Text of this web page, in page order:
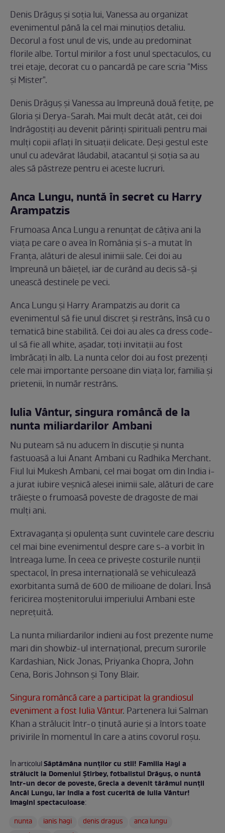
Denis Drăguș și soția lui, Vanessa au organizat
evenimentul până la cel mai minuțios detaliu.
Decorul a fost unul de vis, unde au predominat
florile albe. Tortul mirilor a fost unul spectaculos, cu
trei etaje, decorat cu o pancardă pe care scria "Miss
și Mister".
Denis Drăguș și Vanessa au împreună două fetițe, pe
Gloria și Derya-Sarah. Mai mult decât atât, cei doi
îndrăgostiți au devenit părinți spirituali pentru mai
mulți copii aflați în situații delicate. Deși gestul este
unul cu adevărat lăudabil, atacantul și soția sa au
ales să păstreze pentru ei aceste lucruri.
Anca Lungu, nuntă în secret cu Harry
Arampatzis
Frumoasa Anca Lungu a renunțat de câțiva ani la
viața pe care o avea în România și s-a mutat în
Franța, alături de alesul inimii sale. Cei doi au
împreună un băiețel, iar de curând au decis să-și
unească destinele pe veci.
Anca Lungu și Harry Arampatzis au dorit ca
evenimentul să fie unul discret și restrâns, însă cu o
tematică bine stabilită. Cei doi au ales ca dress code-
ul să fie all white, așadar, toți invitații au fost
îmbrăcați în alb. La nunta celor doi au fost prezenți
cele mai importante persoane din viața lor, familia și
prietenii, în număr restrâns.
Iulia Vântur, singura româncă de la
nunta miliardarilor Ambani
Nu puteam să nu aducem în discuție și nunta
fastuoasă a lui Anant Ambani cu Radhika Merchant.
Fiul lui Mukesh Ambani, cel mai bogat om din India i-
a jurat iubire veșnică alesei inimii sale, alături de care
trăiește o frumoasă poveste de dragoste de mai
mulți ani.
Extravaganța și opulența sunt cuvintele care descriu
cel mai bine evenimentul despre care s-a vorbit în
întreaga lume. În ceea ce privește costurile nunții
spectacol, în presa internațională se vehiculează
exorbitanta sumă de 600 de milioane de dolari. Însă
fericirea moștenitorului imperiului Ambani este
neprețuită.
La nunta miliardarilor indieni au fost prezente nume
mari din showbiz-ul internațional, precum surorile
Kardashian, Nick Jonas, Priyanka Chopra, John
Cena, Boris Johnson și Tony Blair.
Singura româncă care a participat la grandiosul
eveniment a fost Iulia Vântur. Partenera lui Salman
Khan a strălucit într-o ținută aurie și a întors toate
privirile în momentul în care a atins covorul roșu.
În articolulSăptămâna nunților cu stil! Familia Hagi a
strălucit la Domeniul Știrbey, fotbalistul Drăguș, o nuntă
într-un decor de poveste, Grecia a devenit tărâmul nunții
Ancăi Lungu, iar India a fost cucerită de Iulia Vântur!
Imagini spectaculoase:
nunta
ianis hagi denis dragus
anca lungu